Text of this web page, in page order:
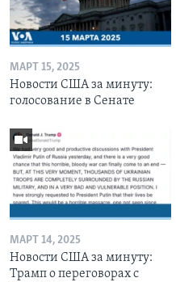
МАРТ 15, 2025
Новости США за минуту:
голосование в Сенате
МАРТ 14, 2025
Новости США за минуту:
Трамп о переговорах с